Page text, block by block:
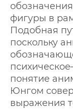
фигуры в
Подобная
поскольку
понятие
Юнгом
выражения